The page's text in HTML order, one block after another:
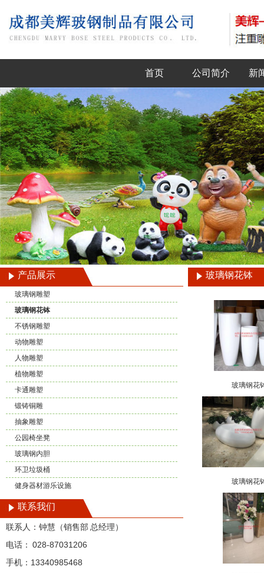
首页 公司简介 新
产品展示
玻璃钢雕塑
玻璃钢花钵
不锈钢雕塑
动物雕塑
人物雕塑
植物雕塑
卡通雕塑
锻铸铜雕
抽象雕塑
公园椅坐凳
玻璃钢内胆
环卫垃圾桶
健身器材游乐设施
联系我们
联系人：钟慧（销售部 总经理）
电话： 028-87031206
手机：13340985468
玻璃钢花钵
玻璃钢花
玻璃钢花